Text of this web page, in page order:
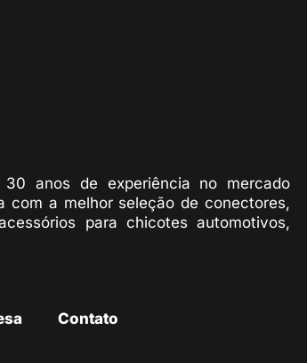
anos de experiência no mercado
com a melhor seleção de conectores,
para chicotes automotivos,
Contato